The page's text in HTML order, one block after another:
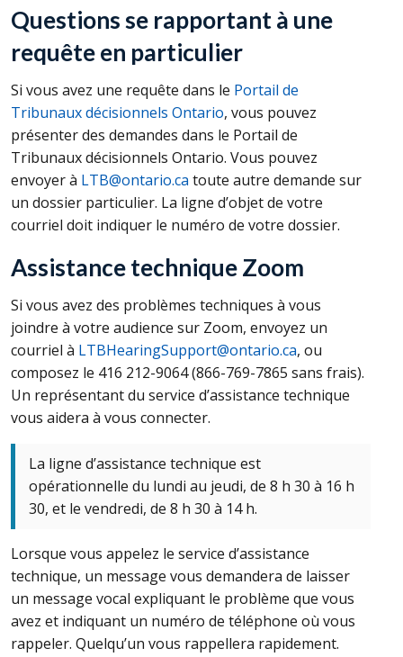
Questions se rapportant à une
requête en particulier
Si vous avez une requête dans le Portail de
Tribunaux décisionnels Ontario, vous pouvez
présenter des demandes dans le Portail de
Tribunaux décisionnels Ontario. Vous pouvez
envoyer à LTB@ontario.ca toute autre demande sur
un dossier particulier. La ligne d’objet de votre
courriel doit indiquer le numéro de votre dossier.
Assistance technique Zoom
Si vous avez des problèmes techniques à vous
joindre à votre audience sur Zoom, envoyez un
courriel à LTBHearingSupport@ontario.ca, ou
composez le 416 212-9064 (866-769-7865 sans frais).
Un représentant du service d’assistance technique
vous aidera à vous connecter.
La ligne d’assistance technique est
opérationnelle du lundi au jeudi, de 8 h 30 à 16 h
30, et le vendredi, de 8 h 30 à 14 h.
Lorsque vous appelez le service d’assistance
technique, un message vous demandera de laisser
un message vocal expliquant le problème que vous
avez et indiquant un numéro de téléphone où vous
rappeler. Quelqu’un vous rappellera rapidement.